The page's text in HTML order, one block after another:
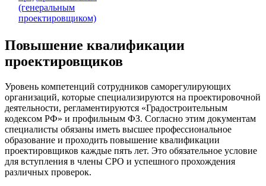
(генеральным
проектировщиком)
Повышение квалификации
проектировщиков
Уровень компетенций сотрудников саморегулирующих
организаций, которые специализируются на проектировочной
деятельности, регламентируются «Градостроительным
кодексом РФ» и профильным ФЗ. Согласно этим документам
специалисты обязаны иметь высшее профессиональное
образование и проходить повышение квалификации
проектировщиков каждые пять лет. Это обязательное условие
для вступления в члены СРО и успешного прохождения
различных проверок.